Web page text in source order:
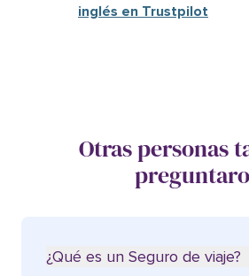
inglés en Trustpilot
Otras personas
¿Qué es un Seguro de viaje?